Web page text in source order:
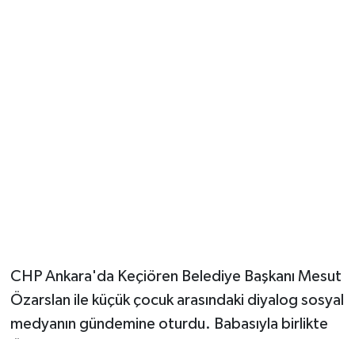
CHP Ankara'da Keçiören Belediye Başkanı Mesut
Özarslan ile küçük çocuk arasındaki diyalog sosyal
medyanın gündemine oturdu. Babasıyla birlikte